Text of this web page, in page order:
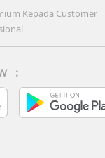
Kepada Customer
: